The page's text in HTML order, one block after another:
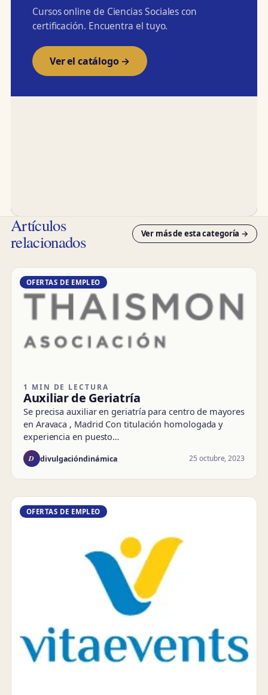
Cursos online de Ciencias Sociales con
certificación. Encuentra el tuyo.
Ver el catálogo →
Artículos
relacionados Ver más de esta categoría →
OFERTAS DE EMPLEO
1 MIN DE LECTURA
Auxiliar de Geriatría
Se precisa auxiliar en geriatría para centro de mayores
en Aravaca , Madrid Con titulación homologada y
experiencia en puesto…
D divulgacióndinámica 25 octubre, 2023
OFERTAS DE EMPLEO